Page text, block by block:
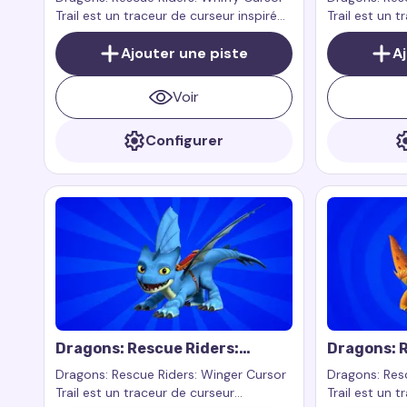
Trail est un traceur de curseur inspiré
par le personnage Whiffy de la série
animée Dragons: Rescue Riders
Ajouter une piste
Voir
Configurer
Trail est un
par le
animée
Dragons: Rescue Riders:
Winger Cursor Trail
Dragons: Rescue Riders: Winger Cursor
Trail est un traceur de curseur
Dragons:
Zeppla
Dragons:
Trail est un